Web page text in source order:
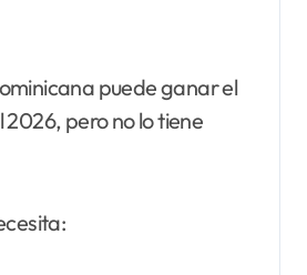
puede ganar el
2026, pero no lo tiene